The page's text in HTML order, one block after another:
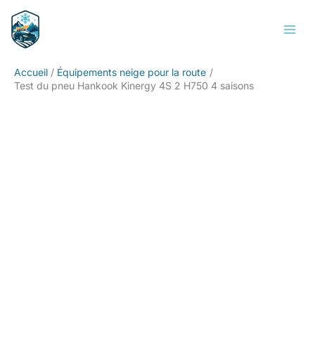
contenu
Accueil
Équipements neige pour la route
Test du pneu Hankook Kinergy 4S 2 H750 4 saisons
Rechercher